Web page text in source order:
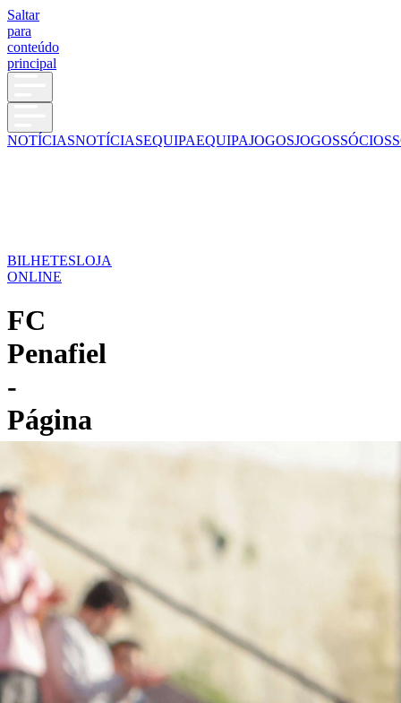
Saltar
para
conteúdo
principal
NOTÍCIASNOTÍCIASEQUIPAEQUIPAJOGOSJOGOSSÓCIOS
BILHETESLOJA
ONLINE
FC
Penafiel
-
Página
Inicial